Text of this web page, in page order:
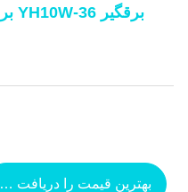
برقگیر YH10W-36 برای حفاظت از صاعقه در پست
بهترین قیمت را دریافت کنید